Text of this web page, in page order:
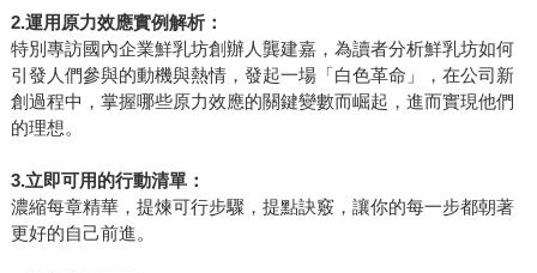
2.運用原力效應實例解析：
特別專訪國內企業鮮乳坊創辦人龔建嘉，為讀者分析鮮乳坊如何
引發人們參與的動機與熱情，發起一場「白色革命」，在公司新
創過程中，掌握哪些原力效應的關鍵變數而崛起，進而實現他們
的理想。
3.立即可用的行動清單：
濃縮每章精華，提煉可行步驟，提點訣竅，讓你的每一步都朝著
更好的自己前進。